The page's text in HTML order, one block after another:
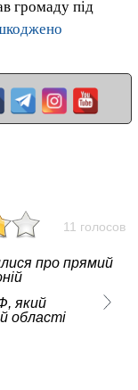
громаду під
11 голосов
про прямий
який
області